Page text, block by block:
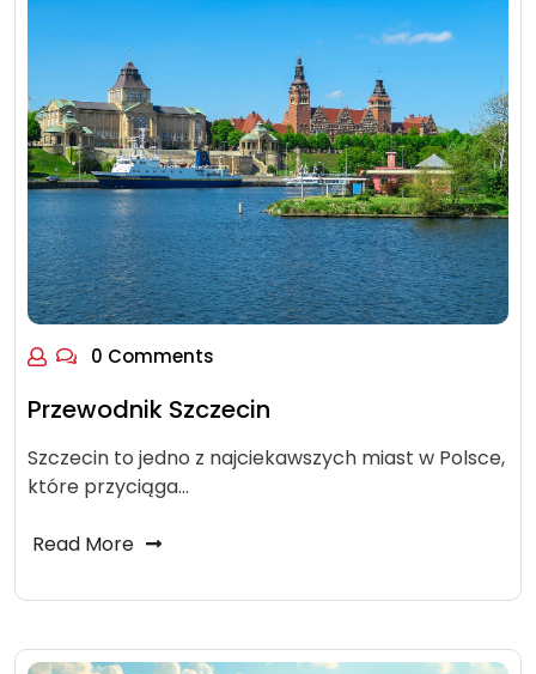
0 Comments
Przewodnik Szczecin
Szczecin to jedno z najciekawszych miast w Polsce,
które przyciąga…
Read More